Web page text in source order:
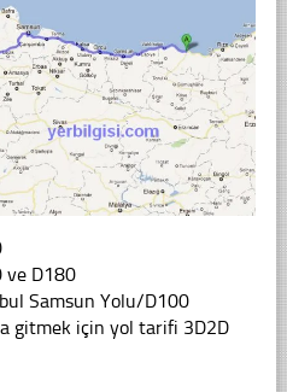
ve D180
Samsun Yolu/D100
gitmek için yol tarifi 3D2D